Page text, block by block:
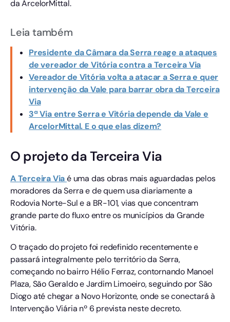
da ArcelorMittal.
Leia também
Presidente da Câmara da Serra reage a ataques
de vereador de Vitória contra a Terceira Via
Vereador de Vitória volta a atacar a Serra e quer
intervenção da Vale para barrar obra da Terceira
Via
3ª Via entre Serra e Vitória depende da Vale e
ArcelorMittal. E o que elas dizem?
O projeto da Terceira Via
A Terceira Viaé uma das obras mais aguardadas pelos
moradores da Serra e de quem usa diariamente a
Rodovia Norte-Sul e a BR-101, vias que concentram
grande parte do fluxo entre os municípios da Grande
Vitória.
O traçado do projeto foi redefinido recentemente e
passará integralmente pelo território da Serra,
começando no bairro Hélio Ferraz, contornando Manoel
Plaza, São Geraldo e Jardim Limoeiro, seguindo por São
Diogo até chegar a Novo Horizonte, onde se conectará à
Intervenção Viária nº 6 prevista neste decreto.